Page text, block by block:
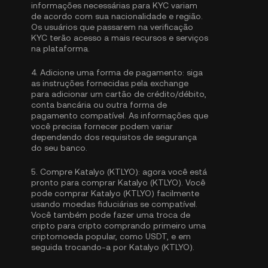
informações necessárias para KYC variam
de acordo com sua nacionalidade e região.
Os usuários que passarem na verificação
KYC terão acesso a mais recursos e serviços
na plataforma.
4. Adicione uma forma de pagamento: siga
as instruções fornecidas pela exchange
para adicionar um cartão de crédito/débito,
conta bancária ou outra forma de
pagamento compatível. As informações que
você precisa fornecer podem variar
dependendo dos requisitos de segurança
do seu banco.
5. Compre Katalyo (KTLYO): agora você está
pronto para comprar Katalyo (KTLYO). Você
pode comprar Katalyo (KTLYO) facilmente
usando moedas fiduciárias se compatível.
Você também pode fazer uma troca de
cripto para cripto comprando primeiro uma
criptomoeda popular, como USDT , e em
seguida trocando-a por Katalyo (KTLYO).